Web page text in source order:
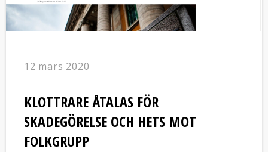
12 mars 2020
KLOTTRARE ÅTALAS FÖR
SKADEGÖRELSE OCH HETS MOT
FOLKGRUPP